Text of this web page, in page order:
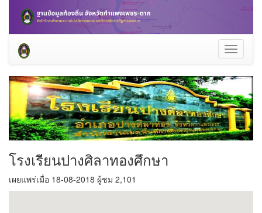
Toggle
โรงเรียนปางศิลาทองศึกษา
เผยแพร่เมื่อ 18-08-2018 ผู้ชม 2,101